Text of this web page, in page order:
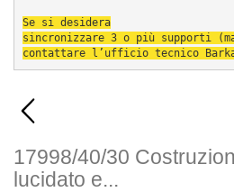
Se si desidera
sincronizzare 3 o più supporti
contattare l’ufficio tecnico
17998/40/30
lucidato e...